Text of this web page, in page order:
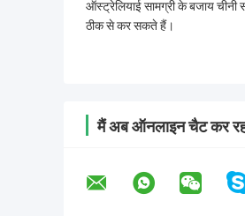
ऑस्ट्रेलियाई सामग्री के बजाय चीनी
ठीक से कर सकते हैं।
मैं अब ऑनलाइन चैट कर